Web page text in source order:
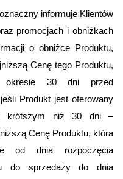
informuje Klientów
promocjach i obniżkach
o obniżce Produktu,
Cenę tego Produktu,
okresie 30 dni przed
Produkt jest oferowany
krótszym niż 30 dni –
Cenę Produktu, która
od dnia rozpoczęcia
do sprzedaży do dnia